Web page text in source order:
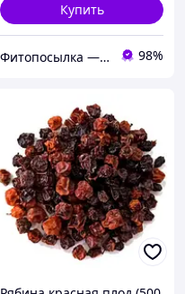
Купить
Фитопосылка — магазин растительного сырья и натуральной продукции. В каталоге более 200 позиций 98%